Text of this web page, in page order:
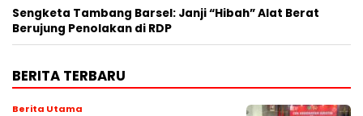
Sengketa Tambang Barsel: Janji “Hibah” Alat Berat
Berujung Penolakan di RDP
BERITA TERBARU
Berita Utama